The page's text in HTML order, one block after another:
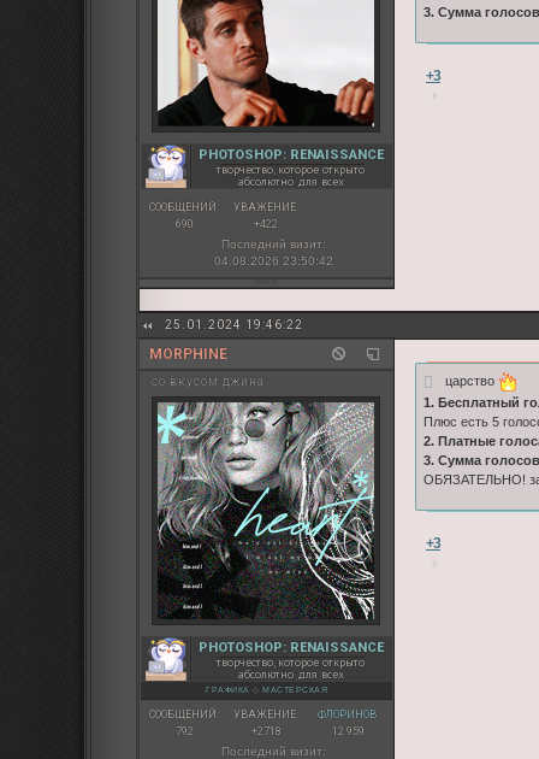
PHOTOSHOP: RENAISSANCE
творчество, которое открыто
абсолютно для всех
СООБЩЕНИЙ:
690
УВАЖЕНИЕ:
+422
Последний визит:
04.08.2026 23:50:42
3. Сумма
+3
25.01.2024 19:46:22
MORPHINE
со вкусом джина
PHOTOSHOP: RENAISSANCE
творчество, которое открыто
абсолютно для всех
ГРАФИКА ◇ МАСТЕРСКАЯ
СООБЩЕНИЙ:
792
УВАЖЕНИЕ:
+2718
ФЛОРИНОВ:
12 959
Последний визит:
царство
1. Бесплатный
Плюс есть 5
2. Платные
3. Сумма
ОБЯЗАТЕЛЬНО!
+3